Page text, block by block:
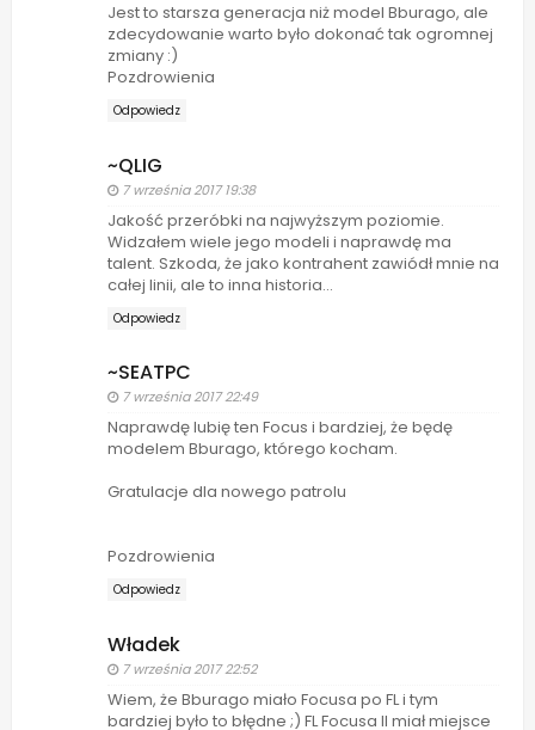
Jest to starsza generacja niż model Bburago, ale
zdecydowanie warto było dokonać tak ogromnej
zmiany :)
Pozdrowienia
Odpowiedz
~QLIG
7 września 2017 19:38
Jakość przeróbki na najwyższym poziomie.
Widzałem wiele jego modeli i naprawdę ma
talent. Szkoda, że jako kontrahent zawiódł mnie na
całej linii, ale to inna historia...
Odpowiedz
~SEATPC
7 września 2017 22:49
Naprawdę lubię ten Focus i bardziej, że będę
modelem Bburago, którego kocham.
Gratulacje dla nowego patrolu
Pozdrowienia
Odpowiedz
Władek
7 września 2017 22:52
Wiem, że Bburago miało Focusa po FL i tym
bardziej było to błędne ;) FL Focusa II miał miejsce